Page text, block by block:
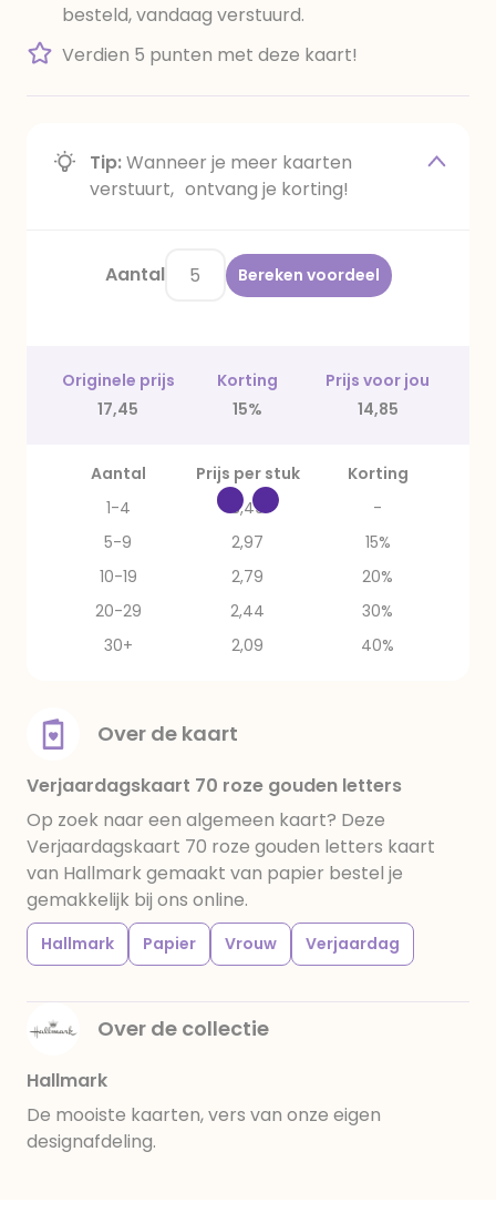
besteld, vandaag verstuurd.
Verdien 5 punten met deze kaart!
Tip:Wanneer je meer kaarten
verstuurt, ontvang je korting!
Aantal Bereken voordeel
Originele prijs Korting
Prijs voor jou
17,45
15% 14,85
Aantal Prijs per stuk
Korting
1-4
3,49
-
5-9
2,97
15%
10-19
2,79
20%
20-29
2,44
30%
30+
2,09 40%
Over de kaart
Verjaardagskaart 70 roze gouden letters
Op zoek naar een algemeen kaart? Deze
Verjaardagskaart 70 roze gouden letters kaart
van Hallmark gemaakt van papier bestel je
gemakkelijk bij ons online.
Hallmark Papier Vrouw Verjaardag
Over de collectie
Hallmark
De mooiste kaarten, vers van onze eigen
designafdeling.